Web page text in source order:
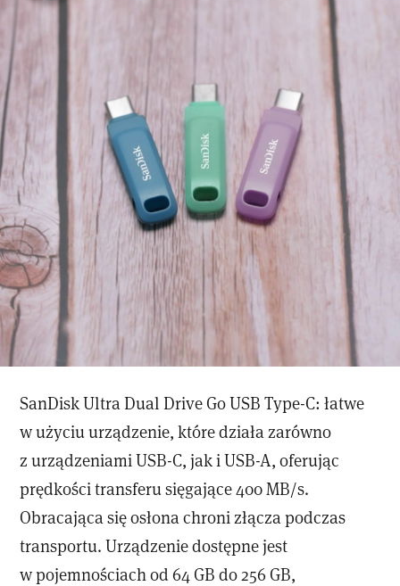
SanDisk Ultra Dual Drive Go USB Type-C: łatwe
w użyciu urządzenie, które działa zarówno
z urządzeniami USB-C, jak i USB-A, oferując
prędkości transferu sięgające 400 MB/s.
Obracająca się osłona chroni złącza podczas
transportu. Urządzenie dostępne jest
w pojemnościach od 64 GB do 256 GB,